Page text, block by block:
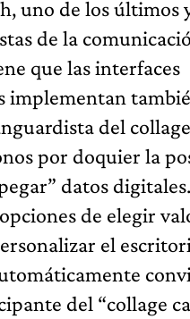
uno de los últimos
de la
que las interfaces
implementan
del
por doquier la
datos
de elegir
el
del “collage